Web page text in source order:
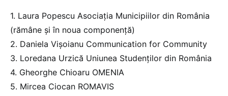
1. Laura Popescu Asociația Municipiilor din România
(rămâne și în noua componență)
2. Daniela Vișoianu Communication for Community
3. Loredana Urzică Uniunea Studenților din România
4. Gheorghe Chioaru OMENIA
5. Mircea Ciocan ROMAVIS